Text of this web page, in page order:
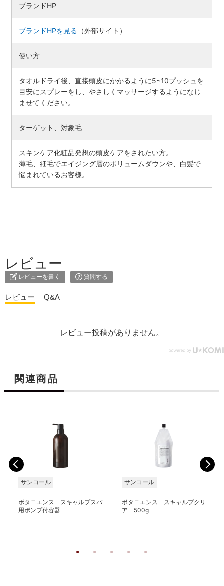
ブランドHP
ブランドHPを見る （外部サイト）
使い方
タオルドライ後、直接頭皮にかかるように5~10プッシュを
目安にスプレーをし、やさしくマッサージするようになじ
ませてください。
ターゲット、対象毛
スキンケア化粧品発想の頭皮ケアをされたい方。
薄毛、細毛でエイジング層のボリュームダウンや、白髪で
悩まれているお客様。
レビュー
レビューを書く 質問する
レビュー Q&A
レビュー投稿がありません。
関連商品
サンコール
ボタニエンス スキャルプスパ
用ポンプ付容器
サンコール
ボタニエンス スキャルプクリ
ア 500g